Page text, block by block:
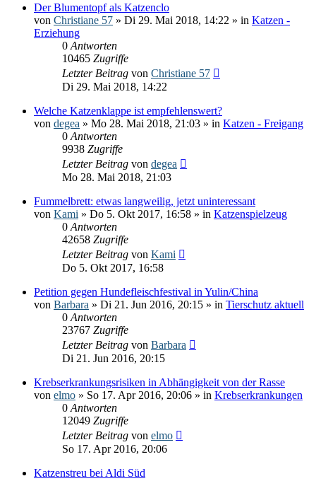
Der Blumentopf als Katzenclo
von Christiane 57 » Di 29. Mai 2018, 14:22 » in Katzen -
Erziehung
0 Antworten
10465 Zugriffe
Letzter Beitrag von Christiane 57
Di 29. Mai 2018, 14:22
Welche Katzenklappe ist empfehlenswert?
von degea » Mo 28. Mai 2018, 21:03 » in Katzen - Freigang
0 Antworten
9938 Zugriffe
Letzter Beitrag von degea
Mo 28. Mai 2018, 21:03
Fummelbrett: etwas langweilig, jetzt uninteressant
von Kami » Do 5. Okt 2017, 16:58 » in Katzenspielzeug
0 Antworten
42658 Zugriffe
Letzter Beitrag von Kami
Do 5. Okt 2017, 16:58
Petition gegen Hundefleischfestival in Yulin/China
von Barbara » Di 21. Jun 2016, 20:15 » in Tierschutz aktuell
0 Antworten
23767 Zugriffe
Letzter Beitrag von Barbara
Di 21. Jun 2016, 20:15
Krebserkrankungsrisiken in Abhängigkeit von der Rasse
von elmo » So 17. Apr 2016, 20:06 » in Krebserkrankungen
0 Antworten
12049 Zugriffe
Letzter Beitrag von elmo
So 17. Apr 2016, 20:06
Katzenstreu bei Aldi Süd